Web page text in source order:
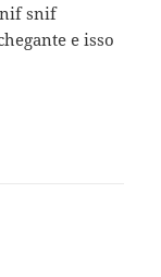
snif
e isso